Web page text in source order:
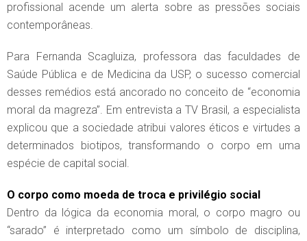
profissional acende um alerta sobre as pressões sociais
contemporâneas.
Para Fernanda Scagluiza, professora das faculdades de
Saúde Pública e de Medicina da USP, o sucesso comercial
desses remédios está ancorado no conceito de “economia
moral da magreza”. Em entrevista a TV Brasil, a especialista
explicou que a sociedade atribui valores éticos e virtudes a
determinados biotipos, transformando o corpo em uma
espécie de capital social.
O corpo como moeda de troca e privilégio social
Dentro da lógica da economia moral, o corpo magro ou
“sarado” é interpretado como um símbolo de disciplina,